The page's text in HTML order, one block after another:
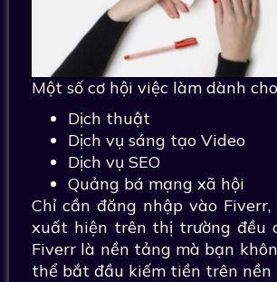
Một số cơ hội việc làm dành
Dịch thuật
Dịch vụ sáng tạo Video
Dịch vụ SEO
Quảng bá mạng xã hội
Chỉ cần đăng nhập vào
xuất hiện trên thị trường đều
Fiverr là nền tảng mà bạn
thể bắt đầu kiếm tiền trên nền